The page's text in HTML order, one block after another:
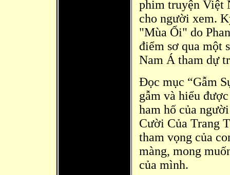
phim truyện Việt
cho người xem.
"Mùa Ổi" do
điểm sơ qua một
Nam Á tham dự
Đọc mục “Gẫm
gẫm và hiểu
ham hố của
Cười Của Trang
tham vọng của
màng, mong
của mình.